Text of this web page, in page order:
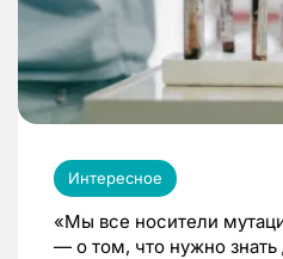
Интересное
«Мы все носители
— о том, что нужно